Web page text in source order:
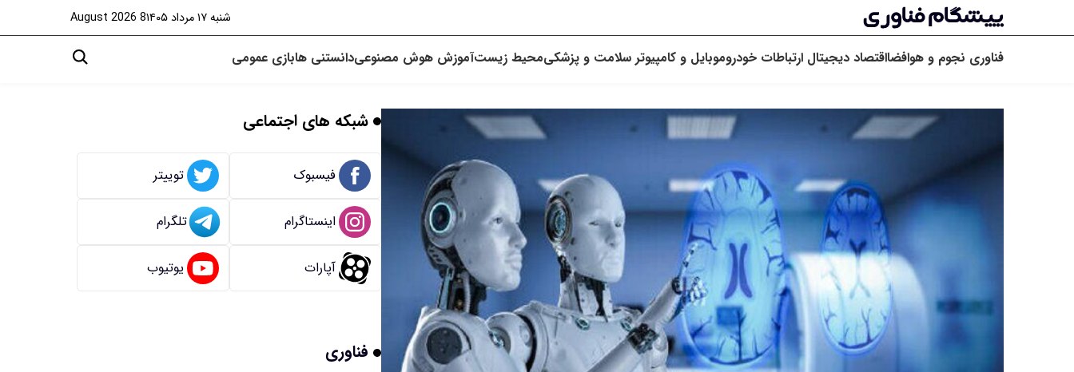
شنبه ۱۷ مرداد ۱۴۰۵ 8 August 2026
فناوری نجوم و هوافضااقتصاد دیجیتال ارتباطات خودروموبایل و کامپیوتر سلامت و پزشکیمحیط زیستآموزش هوش مصنوعیدانستنی هابازی عمومی
شبکه های اجتماعی
فیسبوک توییتر
اینستاگرام تلگرام
آپارات یوتیوب
فناوری